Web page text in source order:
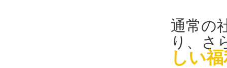
通常の
り、さ
しい